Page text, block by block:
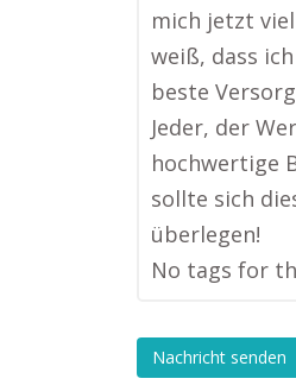
mich jetzt
weiß, dass
beste
Jeder, der
hochwertige
sollte sich
überlegen!
No tags for
Nachricht senden